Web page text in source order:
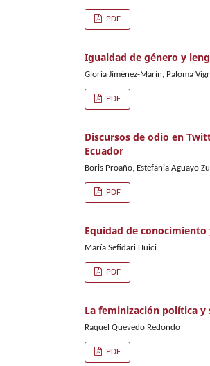
PDF
Igualdad de género y
Gloria Jiménez-Marín, Paloma
PDF
Discursos de odio en
Ecuador
Boris Proaño, Estefania Aguayo
PDF
Equidad de
María Sefidari Huici
PDF
La feminización política y
Raquel Quevedo Redondo
PDF